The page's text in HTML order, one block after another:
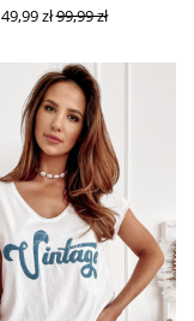
49,99 zł99,99 zł